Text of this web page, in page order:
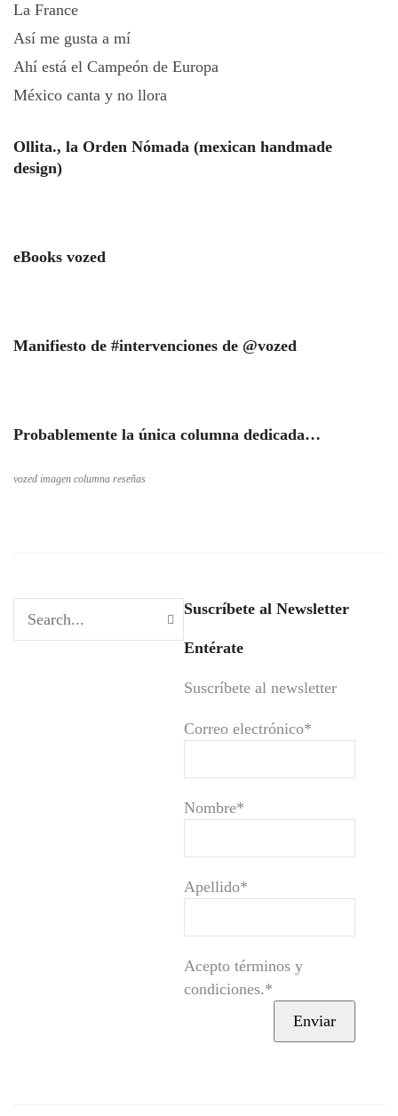
La France
Así me gusta a mí
Ahí está el Campeón de Europa
México canta y no llora
Ollita., la Orden Nómada (mexican handmade
design)
eBooks vozed
Manifiesto de #intervenciones de @vozed
Probablemente la única columna dedicada…
vozed imagen columna reseñas
Suscríbete al Newsletter
Entérate
Suscríbete al newsletter
Correo electrónico*
Nombre*
Apellido*
Acepto términos y
condiciones.*